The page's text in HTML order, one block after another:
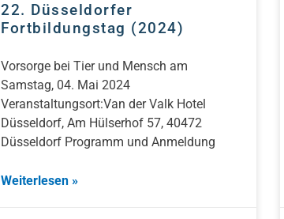
22. Düsseldorfer
Fortbildungstag (2024)
Vorsorge bei Tier und Mensch am
Samstag, 04. Mai 2024
Veranstaltungsort:Van der Valk Hotel
Düsseldorf, Am Hülserhof 57, 40472
Düsseldorf Programm und Anmeldung
Weiterlesen »